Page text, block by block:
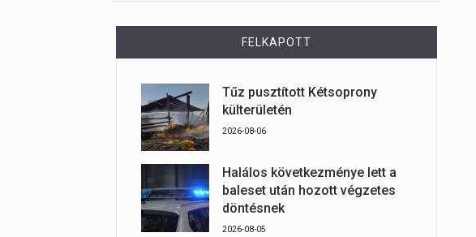
FELKAPOTT
Tűz pusztított Kétsoprony
külterületén
2026-08-06
Halálos következménye lett a
baleset után hozott végzetes
döntésnek
2026-08-05